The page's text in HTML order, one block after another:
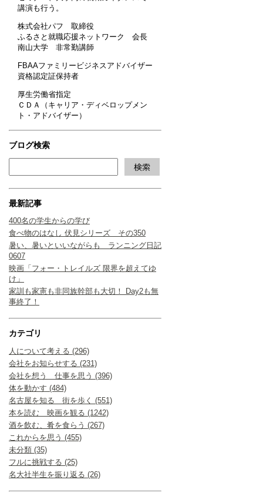
講演も行う。
株式会社パフ 取締役
ふるさと就職応援ネットワーク 会長
南山大学 非常勤講師
FBAAファミリービジネスアドバイザー
資格認定証保持者
厚生労働省指定
ＣＤＡ（キャリア・ディベロップメン
ト・アドバイザー）
ブログ検索
最新記事
400名の学生からの学び
食べ物のはなし 伏見シリーズ その350
暑い、暑いといいながらも ランニング日記
0607
映画「フォー・トレイルズ 限界を超えてゆ
け」
家訓も家憲も非同族幹部も大切！ Day2も無
事終了！
カテゴリ
人について考える (296)
会社をお知らせする (231)
会社を想う 仕事を思う (396)
体を動かす (484)
名古屋を知る 街を歩く (551)
本を読む 映画を観る (1242)
酒を飲む、肴を食らう (267)
これからを思う (455)
未分類 (35)
フルに挑戦する (25)
名大社半生を振り返る (26)